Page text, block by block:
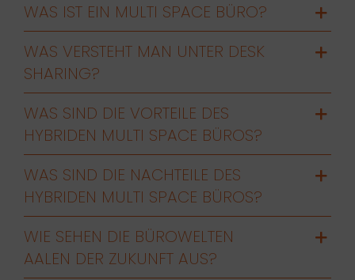
WAS IST EIN MULTI SPACE BÜRO?
WAS VERSTEHT MAN UNTER DESK
SHARING?
WAS SIND DIE VORTEILE DES
HYBRIDEN MULTI SPACE BÜROS?
WAS SIND DIE NACHTEILE DES
HYBRIDEN MULTI SPACE BÜROS?
WIE SEHEN DIE BÜROWELTEN
AALEN DER ZUKUNFT AUS?